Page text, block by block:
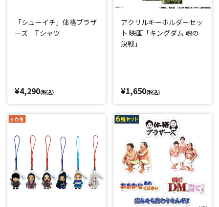
「シューイチ」体格ブラザ
ーズ Tシャツ
¥4,290(税込)
アクリルキーホルダーセッ
ト 映画「キングダム 魂の
決戦」
¥1,650(税込)